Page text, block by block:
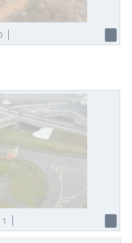
1